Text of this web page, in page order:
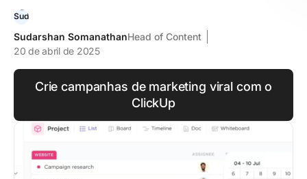
Sudarshan SomanathanHead of Content
20 de abril de 2025
Crie campanhas de marketing viral com o
ClickUp